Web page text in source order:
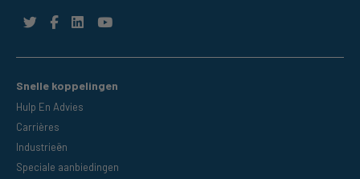
Snelle koppelingen
Hulp En Advies
Carrières
Industrieën
Speciale aanbiedingen